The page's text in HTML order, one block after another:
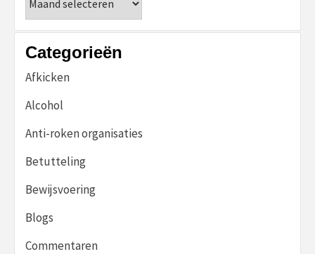
Categorieën
Afkicken
Alcohol
Anti-roken organisaties
Betutteling
Bewijsvoering
Blogs
Commentaren